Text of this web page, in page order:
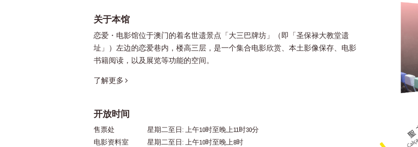
关于本馆
恋爱・电影馆位于澳门的着名世遗景点「大三巴牌坊」（即「圣保禄大教堂遗
址」）左边的恋爱巷内，楼高三层，是一个集合电影欣赏、本土影像保存、电影
书籍阅读，以及展览等功能的空间。
了解更多
开放时间
售票处
星期二至日: 上午10时至晚上11时30分
电影资料室
星期二至日: 上午10时至晚上8时